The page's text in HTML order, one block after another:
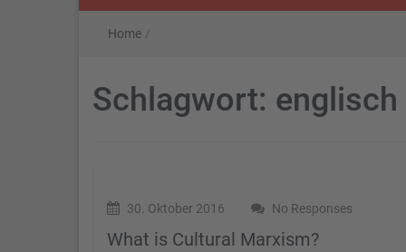
Home /
Schlagwort: englisch
30. Oktober 2016 No Responses
What is Cultural Marxism?